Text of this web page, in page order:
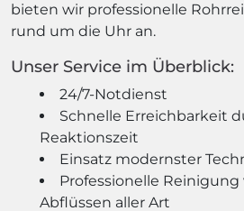
bieten wir professionelle
rund um die Uhr an.
Unser Service im Überblick:
24/7-Notdienst
Schnelle Erreichbarkeit
Reaktionszeit
Einsatz modernster
Professionelle
Abflüssen aller Art